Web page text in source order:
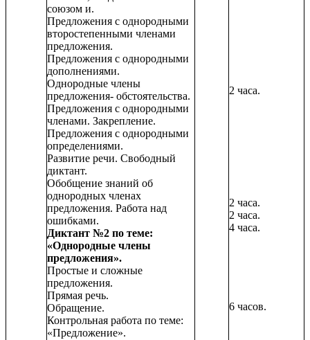
союзом и.
Предложения с однородными
второстепенными членами
предложения.
Предложения с однородными
дополнениями.
Однородные члены
предложения- обстоятельства.
Предложения с однородными
членами. Закрепление.
Предложения с однородными
определениями.
Развитие речи. Свободный
диктант.
Обобщение знаний об
однородных членах
предложения. Работа над
ошибками.
Диктант №2 по теме:
«Однородные члены
предложения».
Простые и сложные
предложения.
Прямая речь.
Обращение.
Контрольная работа по теме:
«Предложение».
2 часа.
2 часа.
2 часа.
4 часа.
6 часов.